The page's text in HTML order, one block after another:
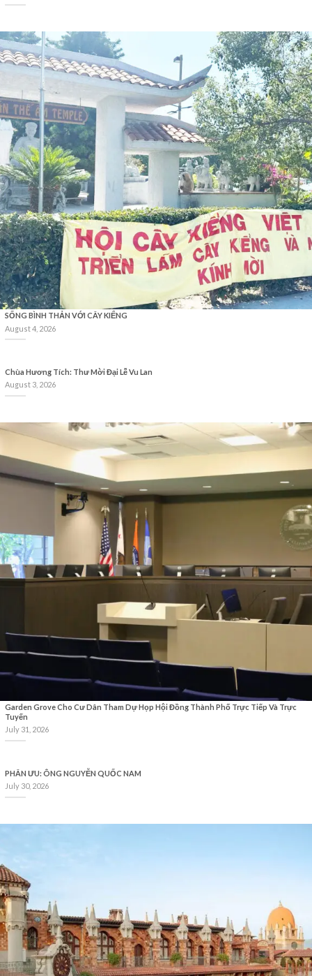
SỐNG BÌNH THẢN VỚI CÂY KIỂNG
August 4, 2026
Chùa Hương Tích: Thư Mời Đại Lễ Vu Lan
August 3, 2026
Garden Grove Cho Cư Dân Tham Dự Họp Hội Đồng Thành Phố Trực Tiếp Và Trực
Tuyến
July 31, 2026
PHÂN ƯU: ÔNG NGUYỄN QUỐC NAM
July 30, 2026